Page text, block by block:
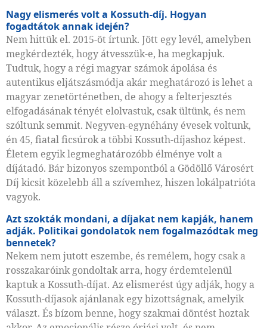
Nagy elismerés volt a Kossuth-díj. Hogyan
fogadtátok annak idején?
Nem hittük el. 2015-öt írtunk. Jött egy levél, amelyben
megkérdezték, hogy átvesszük-e, ha megkapjuk.
Tudtuk, hogy a régi magyar számok ápolása és
autentikus eljátszásmódja akár meghatározó is lehet a
magyar zenetörténetben, de ahogy a felterjesztés
elfogadásának tényét elolvastuk, csak ültünk, és nem
szóltunk semmit. Negyven-egynéhány évesek voltunk,
én 45, fiatal ficsúrok a többi Kossuth-díjashoz képest.
Életem egyik legmeghatározóbb élménye volt a
díjátadó. Bár bizonyos szempontból a Gödöllő Városért
Díj kicsit közelebb áll a szívemhez, hiszen lokálpatrióta
vagyok.
Azt szokták mondani, a díjakat nem kapják, hanem
adják. Politikai gondolatok nem fogalmazódtak meg
bennetek?
Nekem nem jutott eszembe, és remélem, hogy csak a
rosszakaróink gondoltak arra, hogy érdemtelenül
kaptuk a Kossuth-díjat. Az elismerést úgy adják, hogy a
Kossuth-díjasok ajánlanak egy bizottságnak, amelyik
választ. És bízom benne, hogy szakmai döntést hoztak